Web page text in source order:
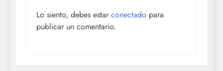
Lo siento, debes estar conectado para
publicar un comentario.